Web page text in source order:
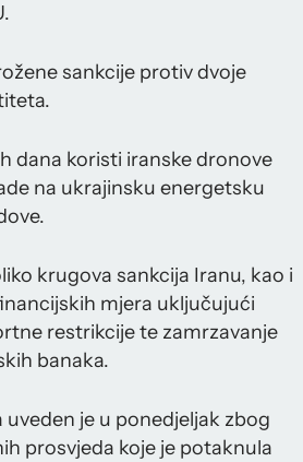
sankcije protiv dvoje
dana koristi iranske dronove
na ukrajinsku energetsku
krugova sankcija Iranu, kao i
mjera uključujući
restrikcije te zamrzavanje
banaka.
je u ponedjeljak zbog
prosvjeda koje je potaknula